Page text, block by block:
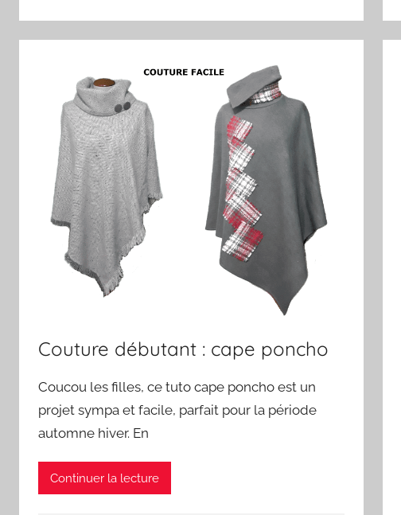
Couture débutant : cape poncho
Coucou les filles, ce tuto cape poncho est un
projet sympa et facile, parfait pour la période
automne hiver. En
Continuer la lecture